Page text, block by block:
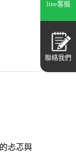
line客服
聯絡我們
忐忑與